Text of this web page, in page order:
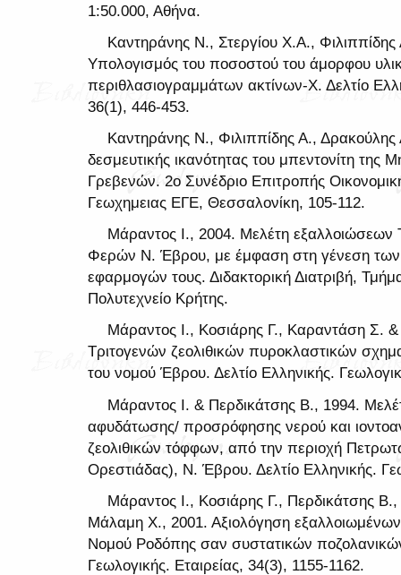
1:50.000, Αθήνα.
Καντηράνης Ν., Στεργίου Χ.Α.,
Υπολογισμός του ποσοστού του άμορφου
περιθλασιογραμμάτων ακτίνων-Χ. Δελτίο
36(1), 446-453.
Καντηράνης Ν., Φιλιππίδης Α.,
δεσμευτικής ικανότητας του μπεντονίτη της
Γρεβενών. 2ο Συνέδριο Επιτροπής
Γεωχημειας ΕΓΕ, Θεσσαλονίκη, 105-112.
Μάραντος Ι., 2004. Μελέτη εξαλλοιώσεων
Φερών Ν. Έβρου, με έμφαση στη γένεση των
εφαρμογών τους. Διδακτορική Διατριβή,
Πολυτεχνείο Κρήτης.
Μάραντος Ι., Κοσιάρης Γ., Καραντάση Σ.
Τριτογενών ζεολιθικών πυροκλαστικών
του νομού Έβρου. Δελτίο Ελληνικής.
Μάραντος Ι. & Περδικάτσης Β., 1994.
αφυδάτωσης/ προσρόφησης νερού και
ζεολιθικών τόφφων, από την περιοχή
Ορεστιάδας), Ν. Έβρου. Δελτίο Ελληνικής.
Μάραντος Ι., Κοσιάρης Γ., Περδικάτσης
Μάλαμη Χ., 2001. Αξιολόγηση
Νομού Ροδόπης σαν συστατικών
Γεωλογικής. Εταιρείας, 34(3), 1155-1162.